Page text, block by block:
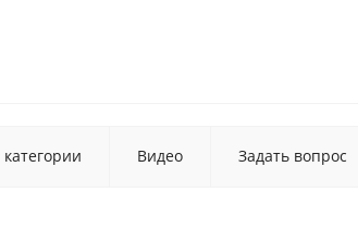
Видео Задать вопрос